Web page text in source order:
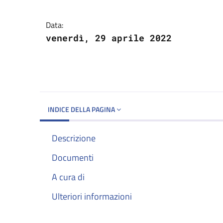
Data:
venerdì, 29 aprile 2022
INDICE DELLA PAGINA
Descrizione
Documenti
A cura di
Ulteriori informazioni